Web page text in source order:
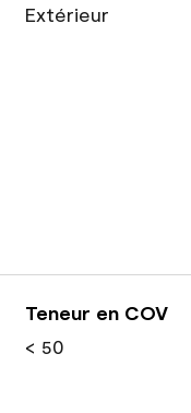
Extérieur
Teneur en COV
< 50